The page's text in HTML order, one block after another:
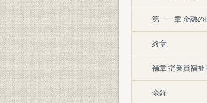
第一一章 金融
終章
補章 従業員福
余録